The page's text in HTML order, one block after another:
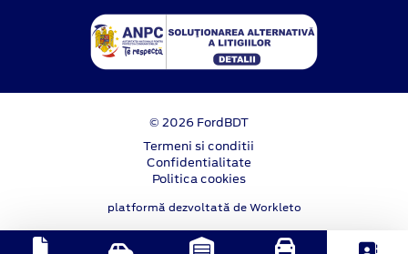
© 2026 FordBDT
Termeni si conditii
Confidentialitate
Politica cookies
platformă dezvoltată de Workleto